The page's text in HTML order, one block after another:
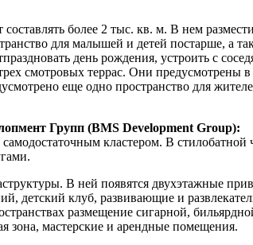
более 2 тыс. кв. м. В нем
для малышей и детей постарше, а
день рождения, устроить с
смотровых террас. Они предусмотрены
еще одно пространство для
Групп (BMS Development Group):
кластером. В
В ней появятся двухэтажные
детский клуб, развивающие и
размещение сигарной,
зона, мастерские и арендные помещения.